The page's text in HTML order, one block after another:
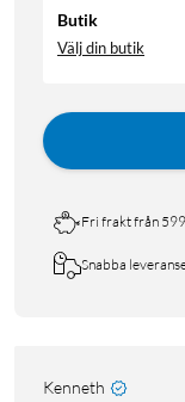
Butik
Välj din butik
Fri frakt från
Snabba
Kenneth